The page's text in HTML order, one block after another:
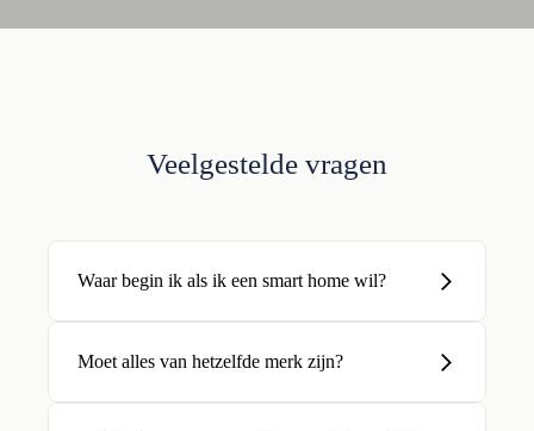
Veelgestelde vragen
Waar begin ik als ik een smart home wil?
Moet alles van hetzelfde merk zijn?